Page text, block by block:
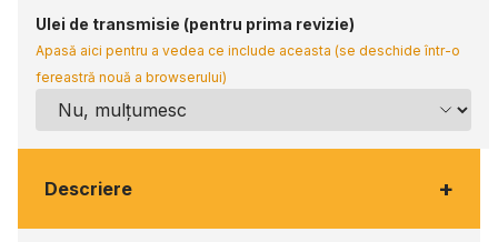
Ulei de transmisie (pentru prima revizie)
Apasă aici pentru a vedea ce include aceasta (se deschide într-o
fereastră nouă a browserului)
Descriere +